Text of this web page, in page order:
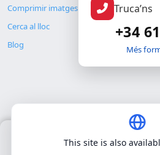
Comprimir imatges
Cerca al lloc
Blog
© Copyright 2026. ALMC
lloc. No utilitzem cookies de tercers.
Truca’ns
+34
Més
This site is also